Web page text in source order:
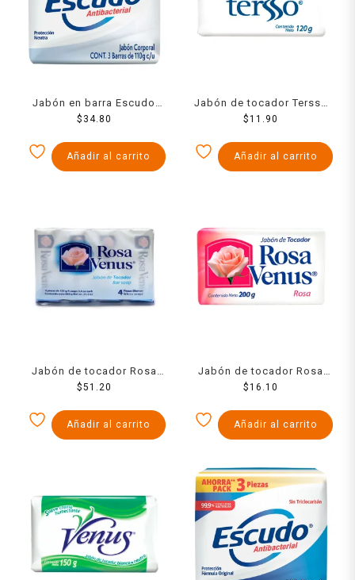
Jabón en barra Escudo
antibacterial fórmula
c/u
$ 34.80
Añadir al carrito
Jabón de tocador Tersso
Neutro hipoalergénico 120
$11.90
Añadir al carrito
Jabón de tocador Rosa
Venus blanco 4 pack de
$51.20
Añadir al carrito
Jabón de tocador Rosa
Venus rosa 200 g
$16.10
Añadir al carrito